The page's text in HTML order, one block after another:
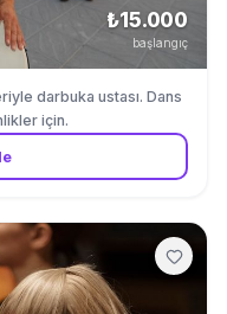
₺15.000
başlangıç
darbuka ustası. Dans
için.